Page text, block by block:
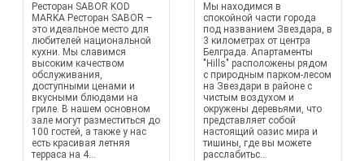
Ресторан SABOR KOD
MARKA Ресторан SABOR –
это идеальное место для
любителей национальной
кухни. Мы славимся
высоким качеством
обслуживания,
доступными ценами и
вкусными блюдами на
гриле. В нашем основном
зале могут разместиться до
100 гостей, а также у нас
есть красивая летняя
терраса на 4...
Мы находимся в
спокойной части города
под названием Звездара, в
3 километрах от центра
Белграда. Апартаменты
"Hills" расположены рядом
с природным парком-лесом
на Звездари в районе с
чистым воздухом и
окружены деревьями, что
представляет собой
настоящий оазис мира и
тишины, где вы можете
расслабитьс...